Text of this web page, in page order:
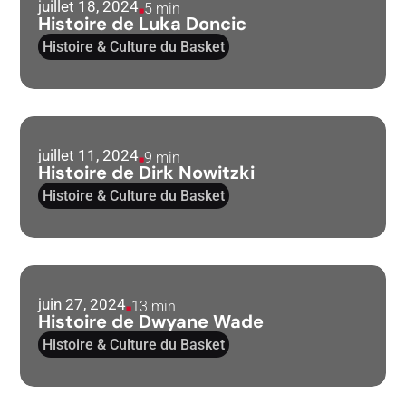
juillet 18, 2024 5 min
Histoire de Luka Doncic
Histoire & Culture du Basket
juillet 11, 2024 9 min
Histoire de Dirk Nowitzki
Histoire & Culture du Basket
juin 27, 2024 13 min
Histoire de Dwyane Wade
Histoire & Culture du Basket